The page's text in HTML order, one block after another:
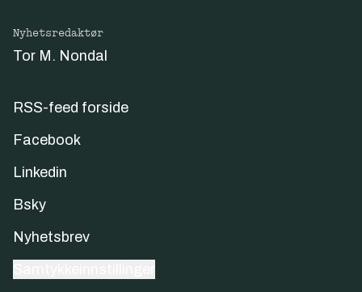
Nyhetsredaktør
Tor M. Nondal
RSS-feed forside
Facebook
Linkedin
Bsky
Nyhetsbrev